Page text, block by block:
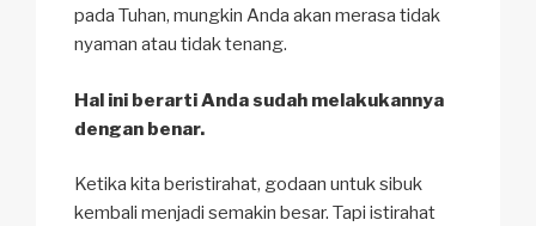
pada Tuhan, mungkin Anda akan merasa tidak
nyaman atau tidak tenang.
Hal ini berarti Anda sudah melakukannya
dengan benar.
Ketika kita beristirahat, godaan untuk sibuk
kembali menjadi semakin besar. Tapi istirahat